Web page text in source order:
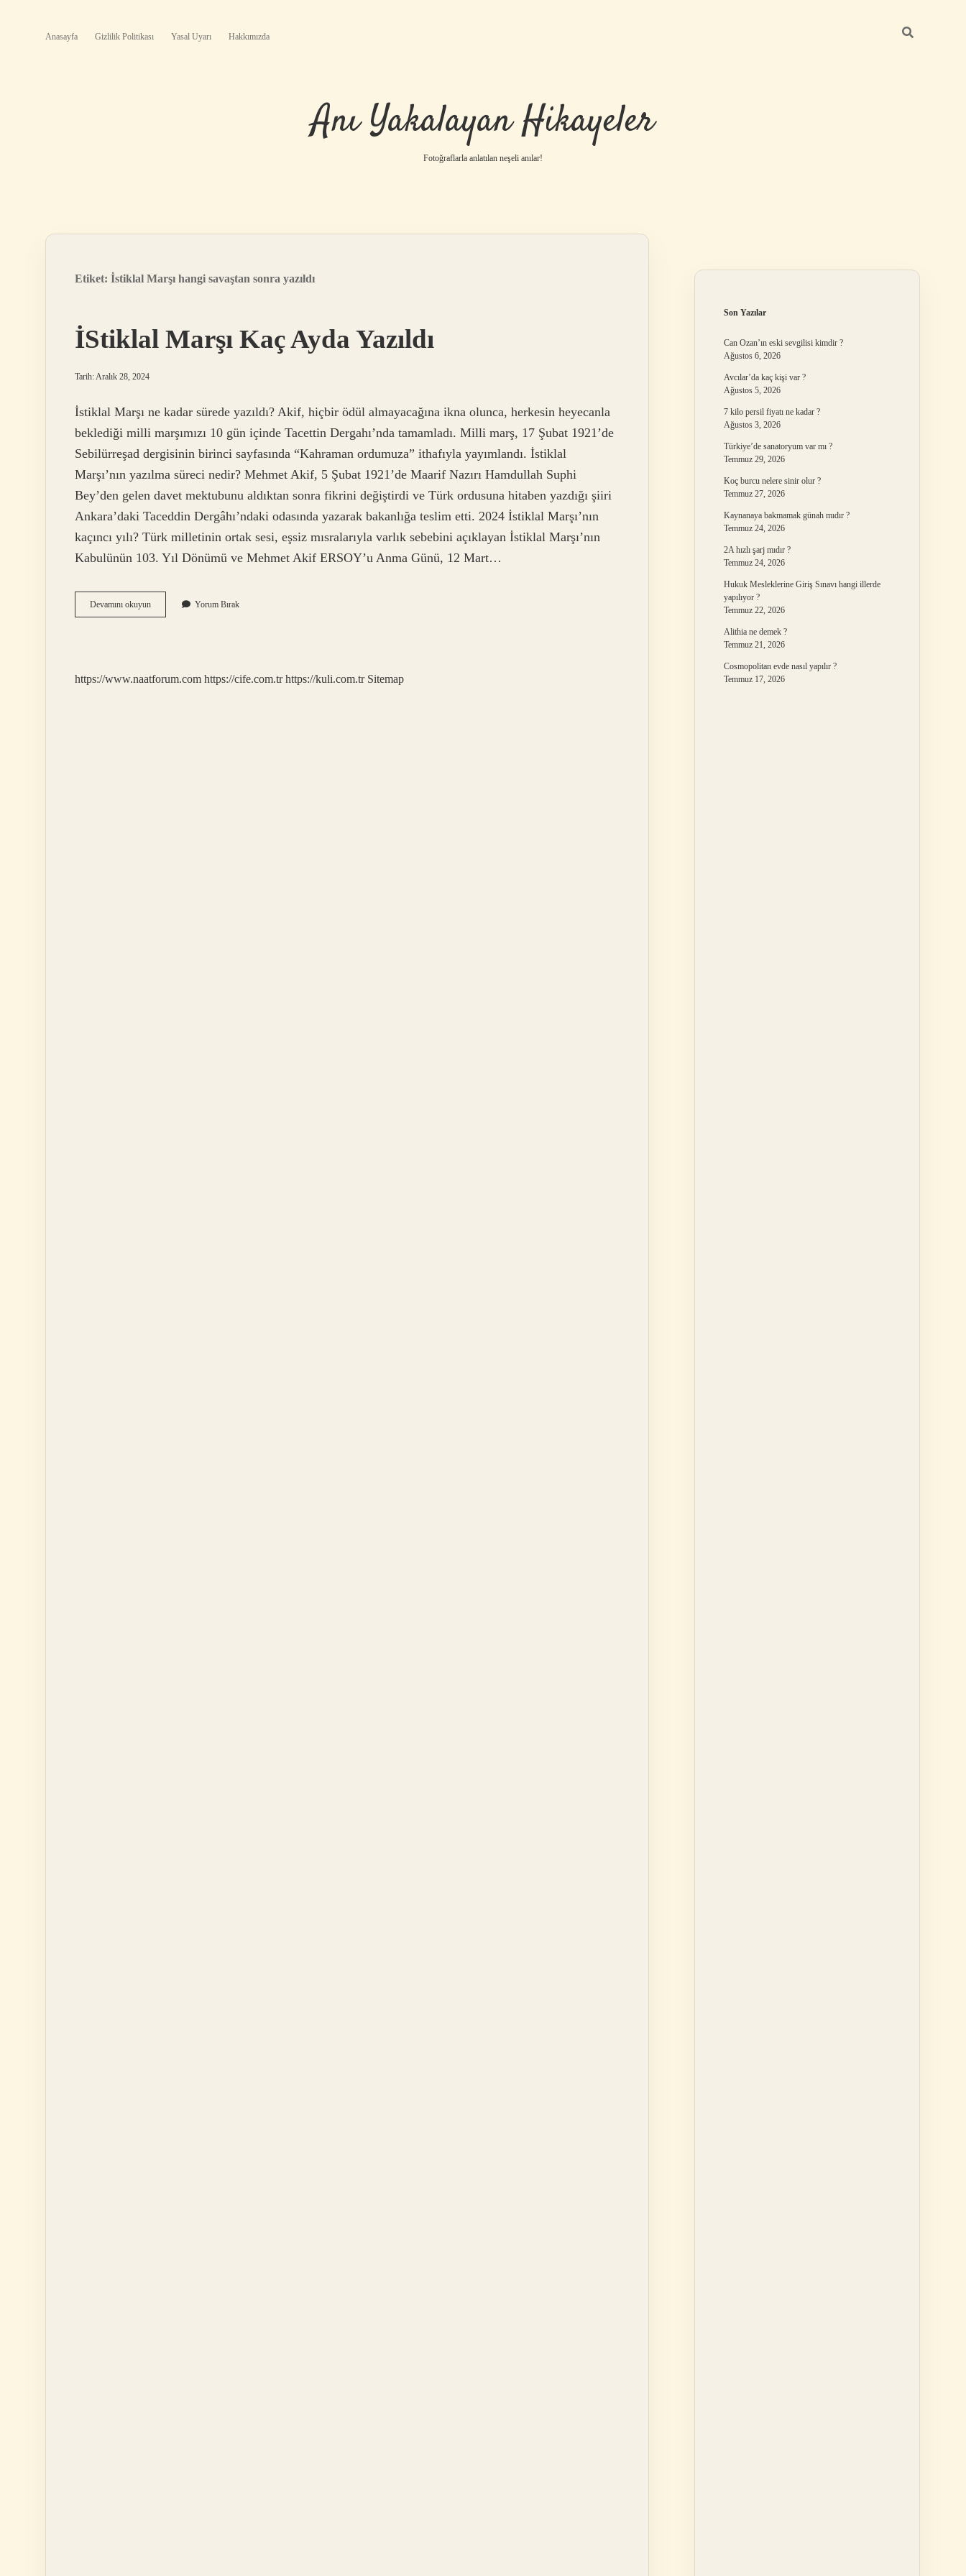
Anasayfa Gizlilik Politikası Yasal Uyarı Hakkımızda
Anı Yakalayan Hikayeler
Fotoğraflarla anlatılan neşeli anılar!
Etiket: İstiklal Marşı hangi savaştan sonra yazıldı
İStiklal Marşı Kaç Ayda Yazıldı
Tarih: Aralık 28, 2024
İstiklal Marşı ne kadar sürede yazıldı? Akif, hiçbir ödül almayacağına ikna olunca, herkesin heyecanla
beklediği milli marşımızı 10 gün içinde Tacettin Dergahı’nda tamamladı. Milli marş, 17 Şubat 1921’de
Sebilürreşad dergisinin birinci sayfasında “Kahraman ordumuza” ithafıyla yayımlandı. İstiklal
Marşı’nın yazılma süreci nedir? Mehmet Akif, 5 Şubat 1921’de Maarif Nazırı Hamdullah Suphi
Bey’den gelen davet mektubunu aldıktan sonra fikrini değiştirdi ve Türk ordusuna hitaben yazdığı şiiri
Ankara’daki Taceddin Dergâhı’ndaki odasında yazarak bakanlığa teslim etti. 2024 İstiklal Marşı’nın
kaçıncı yılı? Türk milletinin ortak sesi, eşsiz mısralarıyla varlık sebebini açıklayan İstiklal Marşı’nın
Kabulünün 103. Yıl Dönümü ve Mehmet Akif ERSOY’u Anma Günü, 12 Mart…
Devamını okuyunİStiklal
Marşı
Yorum Bırak
https://www.naatforum.com https://cife.com.tr https://kuli.com.tr Sitemap
Son Yazılar
Can Ozan’ın eski sevgilisi kimdir ?
Ağustos 6, 2026
Avcılar’da kaç kişi var ?
Ağustos 5, 2026
7 kilo persil fiyatı ne kadar ?
Ağustos 3, 2026
Türkiye’de sanatoryum var mı ?
Temmuz 29, 2026
Koç burcu nelere sinir olur ?
Temmuz 27, 2026
Kaynanaya bakmamak günah mıdır ?
Temmuz 24, 2026
2A hızlı şarj mıdır ?
Temmuz 24, 2026
Hukuk Mesleklerine Giriş Sınavı hangi illerde
yapılıyor ?
Temmuz 22, 2026
Alithia ne demek ?
Temmuz 21, 2026
Cosmopolitan evde nasıl yapılır ?
Temmuz 17, 2026